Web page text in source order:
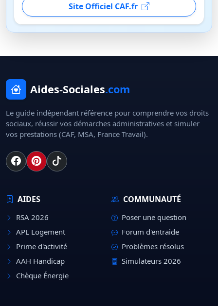
Site Officiel CAF.fr
Aides-Sociales.com
Le guide indépendant référence pour comprendre vos droits
sociaux, réussir vos démarches administratives et simuler
vos prestations (CAF, MSA, France Travail).
AIDES
RSA 2026
APL Logement
Prime d'activité
AAH Handicap
Chèque Énergie
COMMUNAUTÉ
Poser une question
Forum d'entraide
Problèmes résolus
Simulateurs 2026